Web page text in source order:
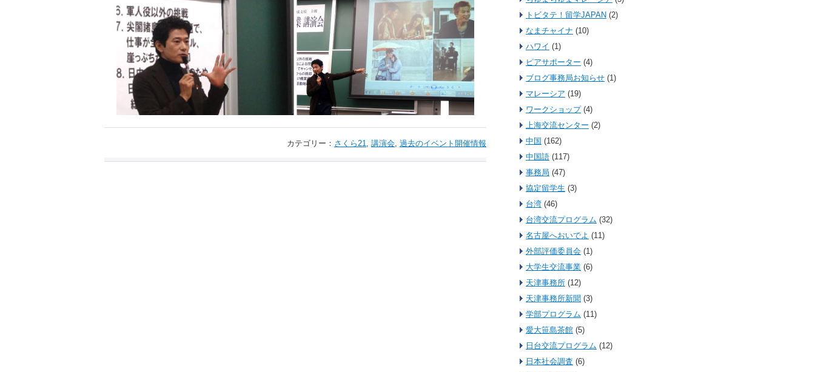
カテゴリー： さくら21, 講演会, 過去のイベント開催情報
トビタテ！留学JAPAN (2)
なまチャイナ (10)
ハワイ (1)
ピアサポーター (4)
ブログ事務局お知らせ (1)
マレーシア (19)
ワークショップ(4)
上海交流センター (2)
中国 (162)
中国語 (117)
事務局 (47)
協定留学生 (3)
台湾 (46)
台湾交流プログラム (32)
名古屋へおいでよ (11)
外部評価委員会 (1)
大学生交流事業 (6)
天津事務所 (12)
天津事務所新聞 (3)
学部プログラム (11)
愛大笹島茶館 (5)
日台交流プログラム (12)
日本社会調査 (6)